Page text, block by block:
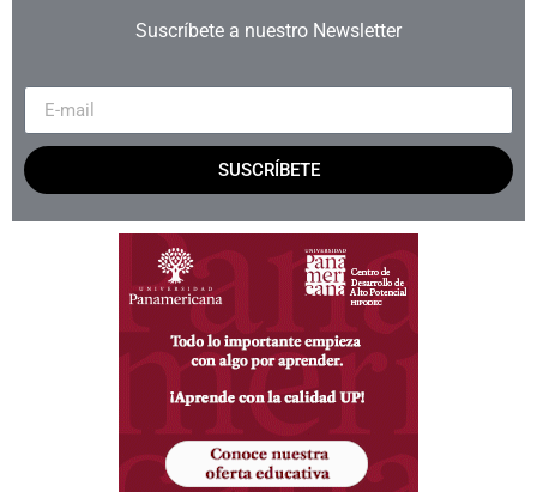
Suscríbete a nuestro Newsletter
SUSCRÍBETE